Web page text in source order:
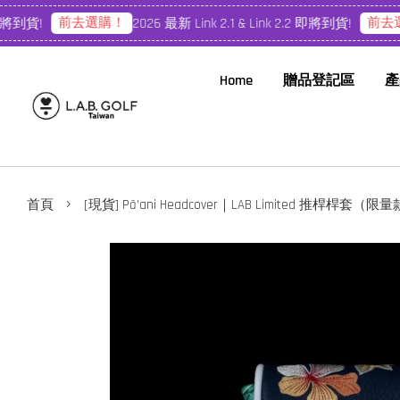
貨! 前去選購！ 2026 最新 Link 2.1 & Link 2.2 即將到貨! 前去選
Home 贈品登記區
首頁 › [現貨] Pā’ani Headcover｜LAB Limited 推桿桿套（限量